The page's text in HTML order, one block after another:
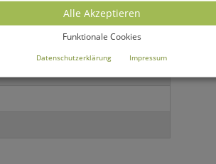
Alle Akzeptieren
Funktionale Cookies
Datenschutzerklärung Impressum